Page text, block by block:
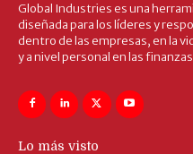
Global Industries es una
diseñada para los líderes y
dentro de las empresas, en la
y a nivel personal en las
Lo más visto